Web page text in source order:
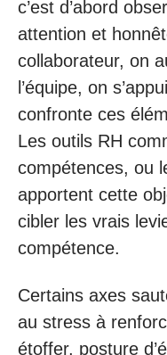
c’est d’abord
attention et
collaborateur, on
l’équipe, on
confronte ces
Les outils RH
compétences, ou
apportent cette
cibler les vrais
compétence.
Certains axes
au stress à
étoffer, posture